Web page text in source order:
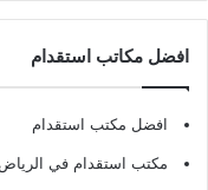
افضل مكاتب استقدام
افضل مكتب استقدام
مكتب استقدام في الرياض